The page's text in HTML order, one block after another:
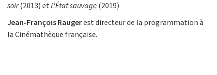
soir(2013) etL'État sauvage (2019)
Jean-François Raugerest directeur de la programmation à
la Cinémathèque française.